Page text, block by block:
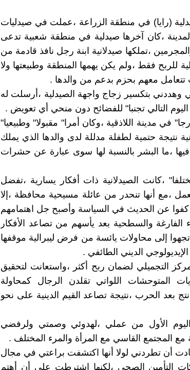
(رايا) في منطقة الزراعة ،عملت في صيدليات
،كان آخرها صيدلية في منطقة شعبية تدعى
،تملكها صيدلانية ابنة رجل نافذ قادمة من
للربح فقط ،ولم يكن يهمها المنطقة وطبيعتها ولا
تتعامل معهم بحزم بدعم من والدها .
بتكسير زجاج واجهة الصيدلية ،أرسلت له
التالي تجنبا" للفضائح دون منحي أي تعويض .
في مدينة اللاذقية ،وكان أمرا" مقبولا" وطبيعيا"
نتيجة حتمية لطفلة مدللة لدى والدها الذي يملك
،ما البشر بالنسبة لها سوى عبارة عن حشرات
،كانت الصيدلانية ذات أفكار يسارية ،تفضل
،مع أنها تنحدر من عائلة مسيحية محافظة ،إلا
كفوا عن الحديث في السياسة وأصبح جل اهتمامهم
الفارغة والسطحية بعد يأسهم من تصاعد الأفكار
إلى محاولات يائسة من فرض ليبرالية موقفها
الديني الطائفي .
التجميلي لضمان ربح أكثر ،واستعانت لتحقيق
المتوحشات اللواتي تقلدن الرجال كمحاولة
بعد الحرب ،نتيجة تصاعد القيم الدينية على نحو
الأول من عملي ،لهدوئي وصمتي ولرفضي
مع المجتمع القاسي مع المرأة والمرء المختلف .
أن تطردني لولا أنها اكتشفت براعتي في مجال
التأمين الصحي ،لكنها اشترطت علي أن أهتم